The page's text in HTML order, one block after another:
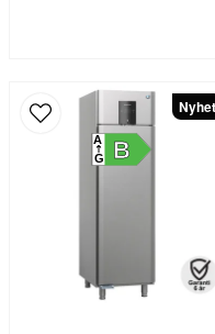
B
A
G
Nyhet